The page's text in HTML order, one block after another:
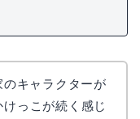
キャラクターが
っこが続く感じ